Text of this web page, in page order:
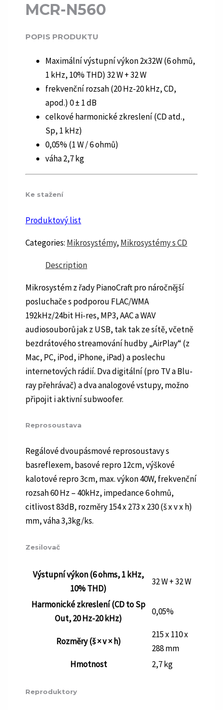
MCR-N560
POPIS PRODUKTU
Maximální výstupní výkon 2x32W (6 ohmů,
1 kHz, 10% THD) 32 W + 32 W
frekvenční rozsah (20 Hz-20 kHz, CD,
apod.) 0 ± 1 dB
celkové harmonické zkreslení (CD atd.,
Sp, 1 kHz)
0,05% (1 W / 6 ohmů)
váha 2,7 kg
Ke stažení
Produktový list
Categories: Mikrosystémy, Mikrosystémy s CD
Description
Mikrosystém z řady PianoCraft pro náročnější
posluchače s podporou FLAC/WMA
192kHz/24bit Hi-res, MP3, AAC a WAV
audiosouborů jak z USB, tak tak ze sítě, včetně
bezdrátového streamování hudby „AirPlay“ (z
Mac, PC, iPod, iPhone, iPad) a poslechu
internetových rádií. Dva digitální (pro TV a Blu-
ray přehrávač) a dva analogové vstupy, možno
připojit i aktivní subwoofer.
Reprosoustava
Regálové dvoupásmové reprosoustavy s
basreflexem, basové repro 12cm, výškové
kalotové repro 3cm, max. výkon 40W, frekvenční
rozsah 60 Hz – 40kHz, impedance 6 ohmů,
citlivost 83dB, rozměry 154 x 273 x 230 (š x v x h)
mm, váha 3,3kg/ks.
Zesilovač
Výstupní výkon (6 ohms, 1 kHz,
10% THD)
32 W + 32 W
Harmonické zkreslení (CD to Sp
Out, 20 Hz-20 kHz)
0,05%
Rozměry (š × v × h)
215 x 110 x
288 mm
Hmotnost
2,7 kg
Reproduktory